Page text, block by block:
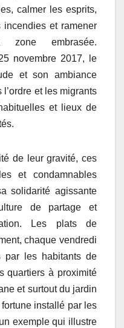
calmer les esprits,
incendies et ramener
embrasée.
novembre 2017, le
et son ambiance
et les migrants
et lieux de
de leur gravité, ces
et condamnables
solidarité agissante
de partage et
Les plats de
chaque vendredi
par les habitants de
quartiers à proximité
et surtout du jardin
installé par les
exemple qui illustre